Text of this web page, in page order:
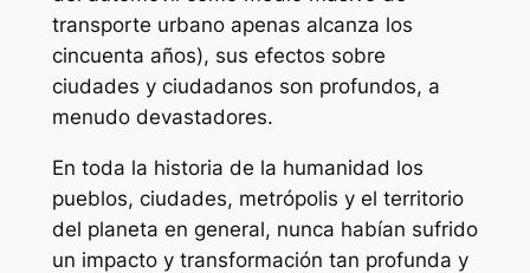
transporte urbano apenas alcanza los
cincuenta años), sus efectos sobre
ciudades y ciudadanos son profundos, a
menudo devastadores.
En toda la historia de la humanidad los
pueblos, ciudades, metrópolis y el territorio
del planeta en general, nunca habían sufrido
un impacto y transformación tan profunda y